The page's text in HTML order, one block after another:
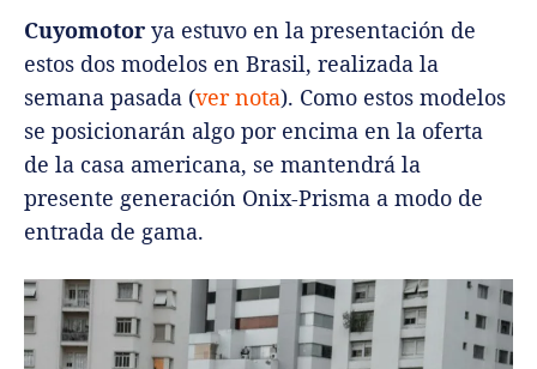
Cuyomotor ya estuvo en la presentación de
estos dos modelos en Brasil, realizada la
semana pasada (ver nota). Como estos modelos
se posicionarán algo por encima en la oferta
de la casa americana, se mantendrá la
presente generación Onix-Prisma a modo de
entrada de gama.